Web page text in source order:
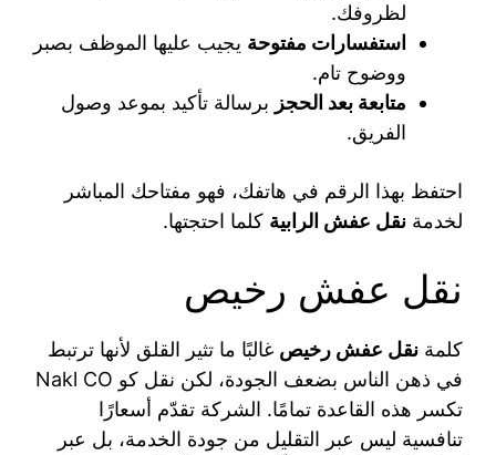
لظروفك.
استفسارات مفتوحة يجيب عليها الموظف بصبر
ووضوح تام.
متابعة بعد الحجز برسالة تأكيد بموعد وصول
الفريق.
احتفظ بهذا الرقم في هاتفك، فهو مفتاحك المباشر
لخدمة نقل عفش الرابية كلما احتجتها.
نقل عفش رخيص
كلمة نقل عفش رخيص غالبًا ما تثير القلق لأنها ترتبط
في ذهن الناس بضعف الجودة، لكن نقل كو Nakl CO
تكسر هذه القاعدة تمامًا. الشركة تقدّم أسعارًا
تنافسية ليس عبر التقليل من جودة الخدمة، بل عبر